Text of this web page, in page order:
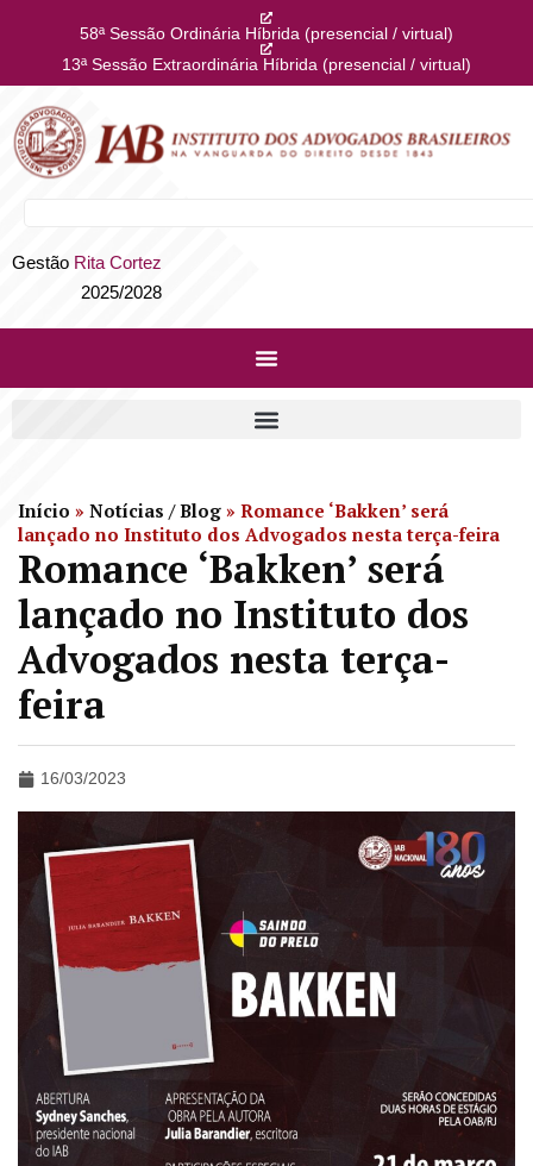
58ª Sessão Ordinária Híbrida (presencial / virtual)
13ª Sessão Extraordinária Híbrida (presencial / virtual)
Gestão Rita Cortez
2025/2028
Início » Notícias / Blog » Romance ‘Bakken’ será
lançado no Instituto dos Advogados nesta terça-feira
Romance ‘Bakken’ será
lançado no Instituto dos
Advogados nesta terça-
feira
16/03/2023